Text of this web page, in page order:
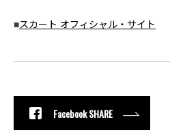
■スカート オフィシャル・サイト
Facebook SHARE